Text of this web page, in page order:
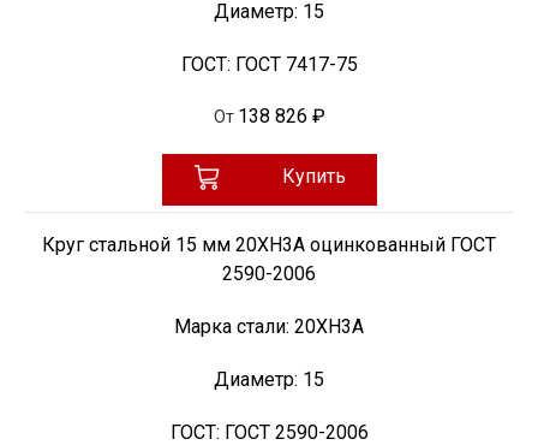
Диаметр: 15
ГОСТ: ГОСТ 7417-75
От 138 826 ₽
Купить
Круг стальной 15 мм 20ХН3А оцинкованный ГОСТ
2590-2006
Марка стали: 20ХН3А
Диаметр: 15
ГОСТ: ГОСТ 2590-2006